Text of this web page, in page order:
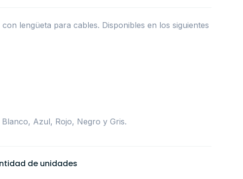
con lengüeta para cables. Disponibles en los siguientes
Azul, Rojo, Negro y Gris.
de unidades